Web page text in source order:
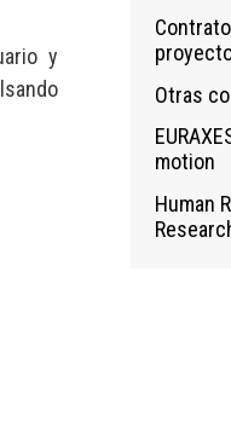
y
Otras
motion
Human